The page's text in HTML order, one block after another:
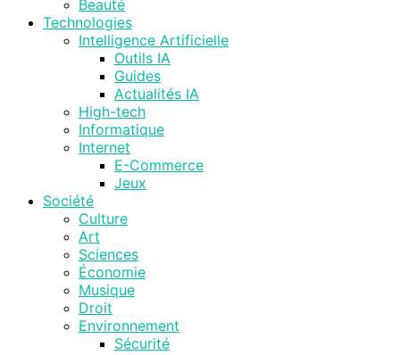
Beauté
Technologies
Intelligence Artificielle
Outils IA
Guides
Actualités IA
High-tech
Informatique
Internet
E-Commerce
Jeux
Société
Culture
Art
Sciences
Économie
Musique
Droit
Environnement
Sécurité